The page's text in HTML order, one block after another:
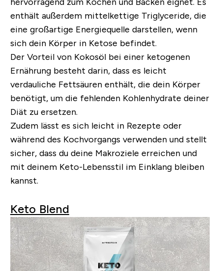
hervorragend zum Kochen und Backen eignet. Es
enthält außerdem mittelkettige Triglyceride, die
eine großartige Energiequelle darstellen, wenn
sich dein Körper in Ketose befindet.
Der Vorteil von Kokosöl bei einer ketogenen
Ernährung besteht darin, dass es leicht
verdauliche Fettsäuren enthält, die dein Körper
benötigt, um die fehlenden Kohlenhydrate deiner
Diät zu ersetzen.
Zudem lässt es sich leicht in Rezepte oder
während des Kochvorgangs verwenden und stellt
sicher, dass du deine Makroziele erreichen und
mit deinem Keto-Lebensstil im Einklang bleiben
kannst.
Keto Blend